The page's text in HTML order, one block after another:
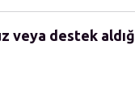
veya destek